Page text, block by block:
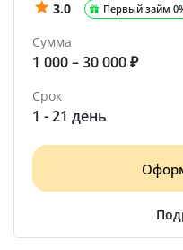
3.0 Первый займ
Сумма
1 000 – 30 000 ₽
Срок
1 - 21 день